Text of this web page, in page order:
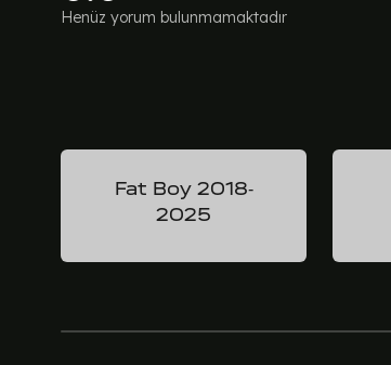
Henüz yorum bulunmamaktadır
Fat Boy 2018-
2025